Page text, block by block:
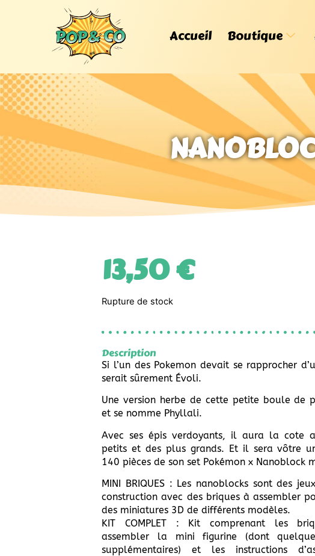
Accueil Boutique
13,50€
Rupture de stock
Description
Si l’un des Pokemon devait se rapprocher
serait sûrement Évoli.
Une version herbe de cette petite boule de
et se nomme Phyllali.
Avec ses épis verdoyants, il aura la cote
petits et des plus grands. Et il sera vôtre
140 pièces de son set Pokémon x Nanoblock
MINI BRIQUES : Les nanoblocks sont des
construction avec des briques à assembler
des miniatures 3D de différents modèles.
KIT COMPLET : Kit comprenant les
assembler la mini figurine (dont
supplémentaires) et les instructions